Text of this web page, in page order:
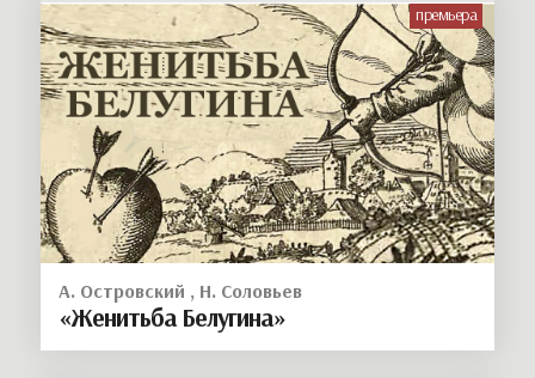
премьера
А. Островский , Н. Соловьев
«Женитьба Белугина»